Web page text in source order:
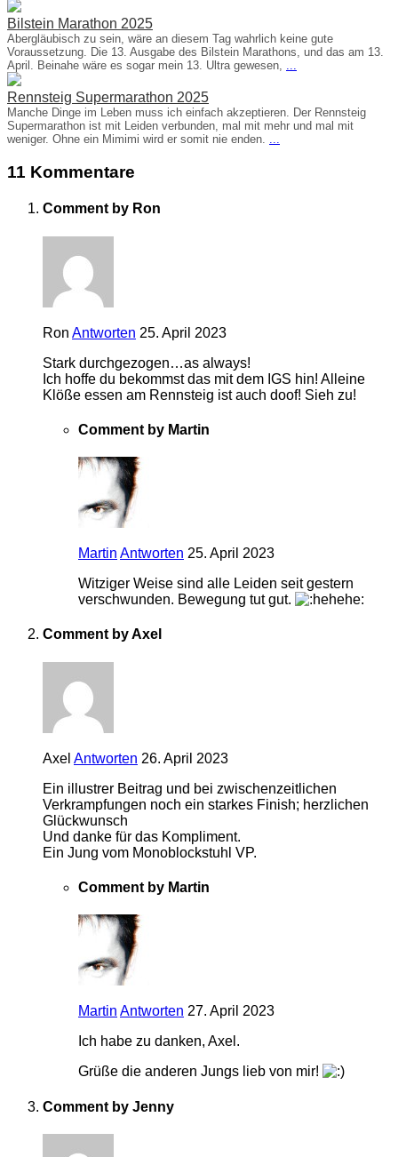
Bilstein Marathon 2025
Abergläubisch zu sein, wäre an diesem Tag wahrlich keine gute
Voraussetzung. Die 13. Ausgabe des Bilstein Marathons, und das am 13.
April. Beinahe wäre es sogar mein 13. Ultra gewesen, ...
Rennsteig Supermarathon 2025
Manche Dinge im Leben muss ich einfach akzeptieren. Der Rennsteig
Supermarathon ist mit Leiden verbunden, mal mit mehr und mal mit
weniger. Ohne ein Mimimi wird er somit nie enden. ...
11 Kommentare
Comment by Ron
Ron Antworten 25. April 2023
Stark durchgezogen…as always!
Ich hoffe du bekommst das mit dem IGS hin! Alleine
Klöße essen am Rennsteig ist auch doof! Sieh zu!
Comment by Martin
Martin Antworten 25. April 2023
Witziger Weise sind alle Leiden seit gestern
verschwunden. Bewegung tut gut.
Comment by Axel
Axel Antworten 26. April 2023
Ein illustrer Beitrag und bei zwischenzeitlichen
Verkrampfungen noch ein starkes Finish; herzlichen
Glückwunsch
Und danke für das Kompliment.
Ein Jung vom Monoblockstuhl VP.
Comment by Martin
Martin Antworten 27. April 2023
Ich habe zu danken, Axel.
Grüße die anderen Jungs lieb von mir!
Comment by Jenny